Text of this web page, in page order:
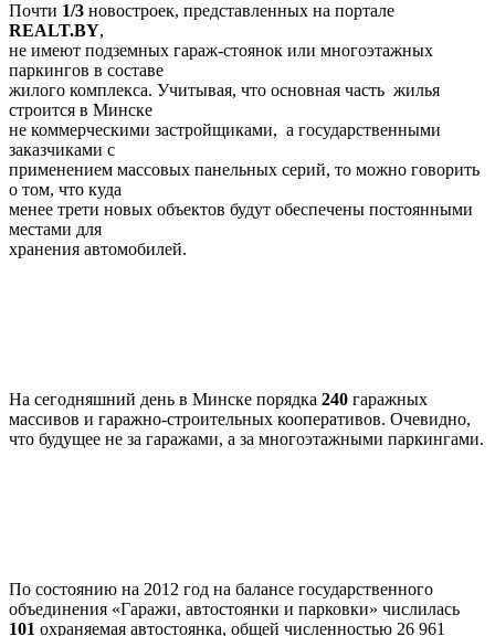
Почти 1/3 новостроек, представленных на портале
REALT.BY,
не имеют подземных гараж-стоянок или многоэтажных
паркингов в составе
жилого комплекса. Учитывая, что основная часть жилья
строится в Минске
не коммерческими застройщиками, а государственными
заказчиками с
применением массовых панельных серий, то можно говорить
о том, что куда
менее трети новых объектов будут обеспечены постоянными
местами для
хранения автомобилей.
На сегодняшний день в Минске порядка 240 гаражных
массивов и гаражно-строительных кооперативов. Очевидно,
что будущее не за гаражами, а за многоэтажными паркингами.
По состоянию на 2012 год на балансе государственного
объединения «Гаражи, автостоянки и парковки» числилась
101 охраняемая автостоянка, общей численностью 26 961